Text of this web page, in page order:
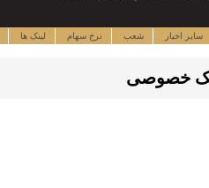
سایر اخبار شعب نرخ سهام لینک ها
خصوصی